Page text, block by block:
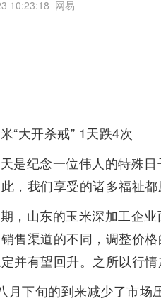
10:23:18 网易
“大开杀戒” 1天跌4次
是纪念一位伟人的特殊
，我们享受的诸多福祉都
，山东的玉米深加工企
售渠道的不同，调整价
并有望回升。之所以行情
月下旬的到来减少了市场